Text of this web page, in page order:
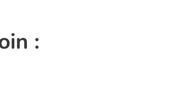
: